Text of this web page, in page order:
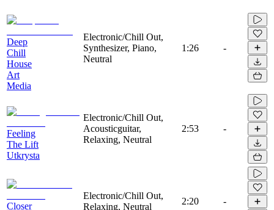
Deep
Chill
House
Art
Media
Electronic/Chill Out,
Synthesizer, Piano,
Neutral
1:26 -
Feeling
The Lift
Utkrysta
Electronic/Chill Out,
Acousticguitar,
Relaxing, Neutral
2:53 -
Closer
Electronic/Chill Out,
Relaxing, Neutral
2:20 -